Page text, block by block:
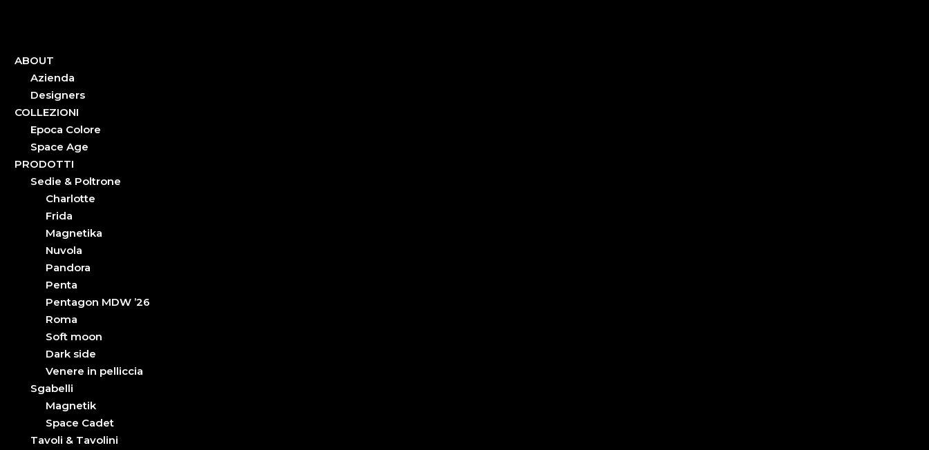
ABOUT
Azienda
Designers
COLLEZIONI
Epoca Colore
Space Age
PRODOTTI
Sedie & Poltrone
Charlotte
Frida
Magnetika
Nuvola
Pandora
Penta
Pentagon MDW ’26
Roma
Soft moon
Dark side
Venere in pelliccia
Sgabelli
Magnetik
Space Cadet
Tavoli & Tavolini